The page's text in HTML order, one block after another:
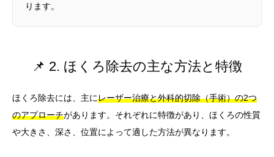
ります。
📌 2. ほくろ除去の主な方法と特徴
ほくろ除去には、主にレーザー治療と外科的切除（手術）の2つ
のアプローチがあります。それぞれに特徴があり、ほくろの性質
や大きさ、深さ、位置によって適した方法が異なります。